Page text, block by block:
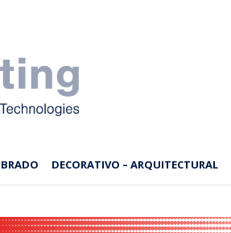
DECORATIVO – ARQUITECTURAL